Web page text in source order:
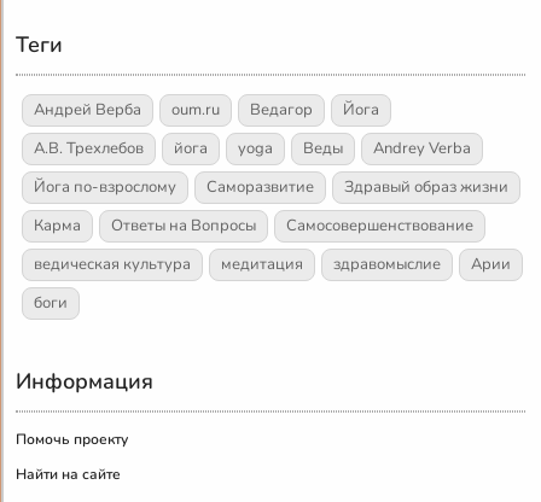
Теги
Андрей Верба oum.ru Ведагор
Йога
А.В. Трехлебов
йога yoga Веды
Andrey Verba
Йога по-взрослому
Саморазвитие
Здравый образ жизни
Карма
Ответы на Вопросы
Самосовершенствование
ведическая культура
медитация здравомыслие
Арии
боги
Информация
Помочь проекту
Найти на сайте